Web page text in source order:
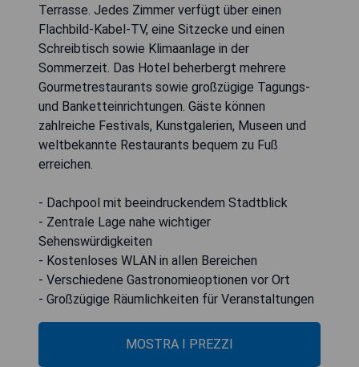
Terrasse. Jedes Zimmer verfügt über einen
Flachbild-Kabel-TV, eine Sitzecke und einen
Schreibtisch sowie Klimaanlage in der
Sommerzeit. Das Hotel beherbergt mehrere
Gourmetrestaurants sowie großzügige Tagungs-
und Banketteinrichtungen. Gäste können
zahlreiche Festivals, Kunstgalerien, Museen und
weltbekannte Restaurants bequem zu Fuß
erreichen.
- Dachpool mit beeindruckendem Stadtblick
- Zentrale Lage nahe wichtiger
Sehenswürdigkeiten
- Kostenloses WLAN in allen Bereichen
- Verschiedene Gastronomieoptionen vor Ort
- Großzügige Räumlichkeiten für Veranstaltungen
MOSTRA I PREZZI